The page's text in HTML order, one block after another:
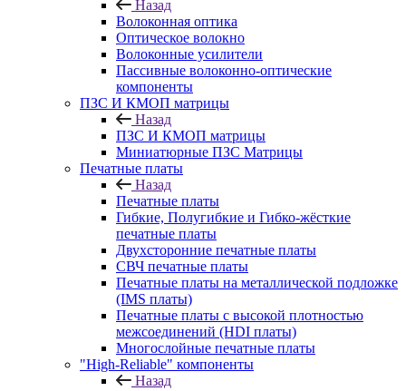
Назад
Волоконная оптика
Оптическое волокно
Волоконные усилители
Пассивные волоконно-оптические
компоненты
ПЗС И КМОП матрицы
Назад
ПЗС И КМОП матрицы
Миниатюрные ПЗС Матрицы
Печатные платы
Назад
Печатные платы
Гибкие, Полугибкие и Гибко-жёсткие
печатные платы
Двухсторонние печатные платы
СВЧ печатные платы
Печатные платы на металлической подложке
(IMS платы)
Печатные платы с высокой плотностью
межсоединений (HDI платы)
Многослойные печатные платы
"High-Reliable" компоненты
Назад